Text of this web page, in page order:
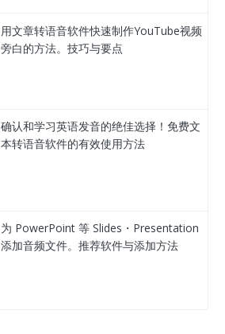
用文章转语音软件快速制作YouTube视频
旁白的方法。技巧与要点
确认和学习英语发音的绝佳选择！免费文
本转语音软件的有效使用方法
为 PowerPoint 等 Slides・Presentation
添加音频文件。推荐软件与添加方法